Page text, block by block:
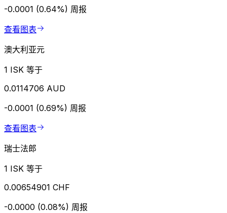
-0.0001 (0.64%) 周报
查看图表
澳大利亚元
1 ISK 等于
0.0114706 AUD
-0.0001 (0.69%) 周报
查看图表
瑞士法郎
1 ISK 等于
0.00654901 CHF
-0.0000 (0.08%) 周报